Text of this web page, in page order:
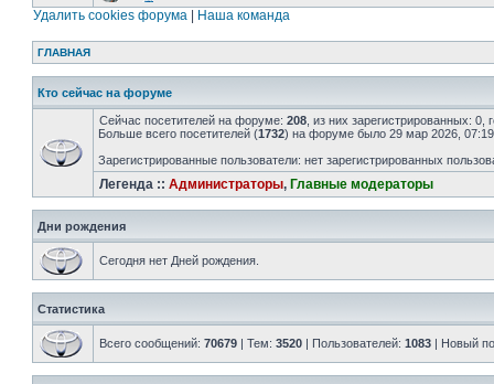
Удалить cookies форума Наша команда
ГЛАВНАЯ
Кто сейчас на форуме
Сейчас посетителей на форуме: 208 , из них зарегистрированных:
Больше всего посетителей (1732) на форуме было 29 мар 2026, 07:19
Зарегистрированные пользователи: нет зарегистрированных
Легенда :: Администраторы, Главные модераторы
Дни рождения
Сегодня нет Дней рождения.
Статистика
Всего сообщений: 70679 | Тем: 3520 | Пользователей: 1083 | Новый